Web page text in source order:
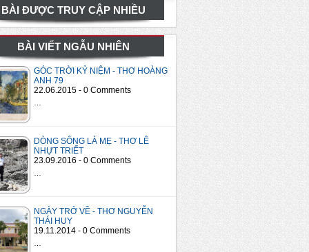
BÀI ĐƯỢC TRUY CẬP NHIỀU
BÀI VIẾT NGẪU NHIÊN
GÓC TRỜI KỶ NIỆM - THƠ HOÀNG
ANH 79
22.06.2015 - 0 Comments
DÒNG SÔNG LÀ MẸ - THƠ LÊ
NHỰT TRIẾT
23.09.2016 - 0 Comments
NGÀY TRỞ VỀ - THƠ NGUYỄN
THÁI HUY
19.11.2014 - 0 Comments